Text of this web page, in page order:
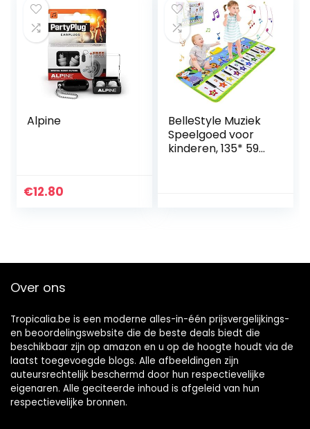
Alpine
€12.80
BelleStyle Muziek
Speelgoed voor
kinderen, 135* 59
Over ons
Tropicalia.be is een moderne alles-in-één prijsvergelijkings-
en beoordelingswebsite die de beste deals biedt die
beschikbaar zijn op amazon en u op de hoogte houdt via de
laatst toegevoegde blogs. Alle afbeeldingen zijn
auteursrechtelijk beschermd door hun respectievelijke
eigenaren. Alle geciteerde inhoud is afgeleid van hun
respectievelijke bronnen.